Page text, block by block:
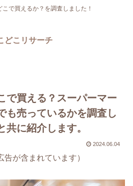
で買えるか？を調査しました！
どこリサーチ
で買える？スーパーマー
も売っているかを調査し
共に紹介します。
2024.06.04
告が含まれています）